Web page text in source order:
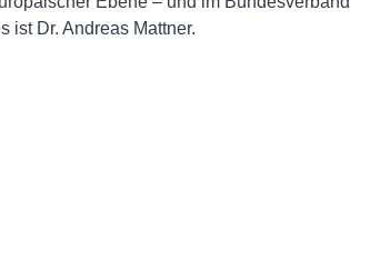
ist Dr. Andreas Mattner.